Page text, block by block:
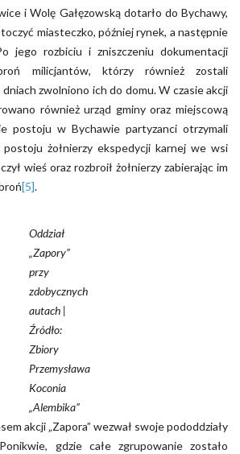
i Wolę Gałęzowską dotarło do Bychawy,
miasteczko, później rynek, a następnie
jego rozbiciu i zniszczeniu dokumentacji
milicjantów, którzy również zostali
zwolniono ich do domu. W czasie akcji
również urząd gminy oraz miejscową
postoju w Bychawie partyzanci otrzymali
żołnierzy ekspedycji karnej we wsi
wieś oraz rozbroił żołnierzy zabierając im
[5].
Oddział
„Zapory”
przy
zdobycznych
autach |
Źródło:
Zbiory
Przemysława
Koconia
„Alembika”
akcji „Zapora” wezwał swoje pododdziały
gdzie całe zgrupowanie zostało